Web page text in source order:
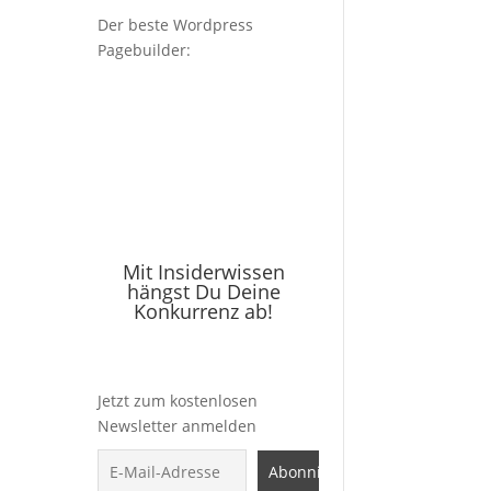
Der beste Wordpress
Pagebuilder:
Mit Insiderwissen
hängst Du Deine
Konkurrenz ab!
Jetzt zum kostenlosen
Newsletter anmelden